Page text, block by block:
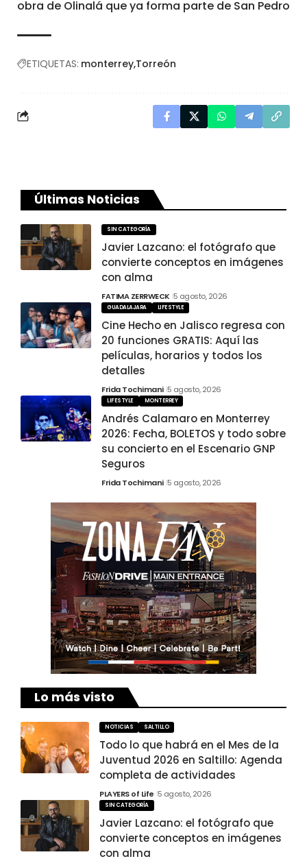
obra de Olinalá que ya forma parte de San Pedro
ETIQUETAS: monterrey Torreón
Últimas Noticias
SIN CATEGORÍA
Javier Lazcano: el fotógrafo que
convierte conceptos en imágenes
con alma
FATIMA ZERRWECK 5 agosto, 2026
GUADALAJARA LIFESTYLE
Cine Hecho en Jalisco regresa con
20 funciones GRATIS: Aquí las
películas, horarios y todos los
detalles
Frida Tochimani 5 agosto, 2026
LIFESTYLE MONTERREY
Andrés Calamaro en Monterrey
2026: Fecha, BOLETOS y todo sobre
su concierto en el Escenario GNP
Seguros
Frida Tochimani 5 agosto, 2026
Lo más visto
NOTICIAS SALTILLO
Todo lo que habrá en el Mes de la
Juventud 2026 en Saltillo: Agenda
completa de actividades
PLAYERS of Life 5 agosto, 2026
SIN CATEGORÍA
Javier Lazcano: el fotógrafo que
convierte conceptos en imágenes
con alma